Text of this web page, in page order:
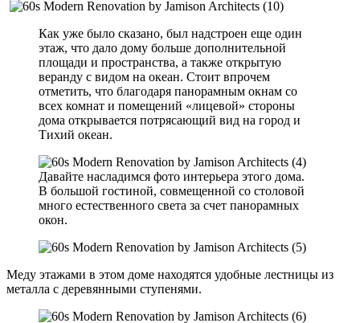
Как уже было сказано, был надстроен еще один
этаж, что дало дому больше дополнительной
площади и пространства, а также открытую
веранду с видом на океан. Стоит впрочем
отметить, что благодаря панорамным окнам со
всех комнат и помещений «лицевой» стороны
дома открывается потрясающий вид на город и
Тихий океан.
Давайте насладимся фото интерьера этого дома.
В большой гостиной, совмещенной со столовой
много естественного света за счет панорамных
окон.
Меду этажами в этом доме находятся удобные лестницы из
металла с деревянными ступенями.